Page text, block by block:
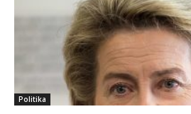
Politika